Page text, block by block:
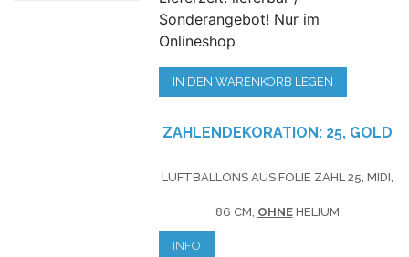
Sonderangebot! Nur im
Onlineshop
IN DEN WARENKORB LEGEN
ZAHLENDEKORATION: 25, GOLD
LUFTBALLONS AUS FOLIE ZAHL 25, MIDI,
86 CM, OHNEHELIUM
INFO